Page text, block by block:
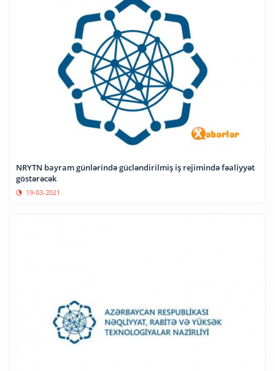
NRYTN bayram günlərində gücləndirilmiş iş rejimində fəaliyyət
göstərəcək
19-03-2021